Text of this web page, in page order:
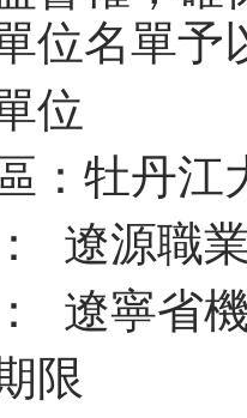
位名單
位
：牡丹江
遼源職
遼寧省
限